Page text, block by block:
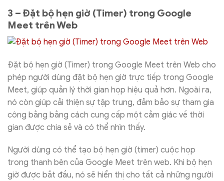
3 – Đặt bộ hẹn giờ (Timer) trong Google
Meet trên Web
Đặt bộ hẹn giờ (Timer) trong Google Meet trên Web cho
phép người dùng đặt bộ hẹn giờ trực tiếp trong Google
Meet, giúp quản lý thời gian họp hiệu quả hơn. Ngoài ra,
nó còn giúp cải thiện sự tập trung, đảm bảo sự tham gia
công bằng bằng cách cung cấp một cảm giác về thời
gian được chia sẻ và có thể nhìn thấy.
Người dùng có thể tạo bộ hẹn giờ (timer) cuộc họp
trong thanh bên của Google Meet trên web. Khi bộ hẹn
giờ được bắt đầu, nó sẽ hiển thị cho tất cả những người